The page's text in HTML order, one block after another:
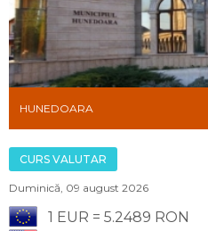
HUNEDOARA
CURS VALUTAR
Duminică, 09 august 2026
1 EUR = 5.2489 RON